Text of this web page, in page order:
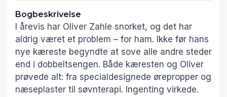
Bogbeskrivelse
I årevis har Oliver Zahle snorket, og det har
aldrig været et problem – for ham. Ikke før hans
nye kæreste begyndte at sove alle andre steder
end i dobbeltsengen. Både kæresten og Oliver
prøvede alt: fra specialdesignede ørepropper og
næseplaster til søvnterapi. Ingenting virkede.